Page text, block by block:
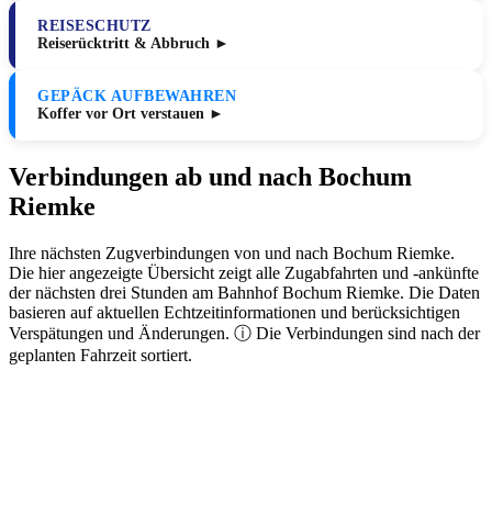
REISESCHUTZ
Reiserücktritt & Abbruch ►
GEPÄCK AUFBEWAHREN
Koffer vor Ort verstauen ►
Verbindungen ab und nach Bochum
Riemke
Ihre nächsten Zugverbindungen von und nach Bochum Riemke.
Die hier angezeigte Übersicht zeigt alle Zugabfahrten und -ankünfte
der nächsten drei Stunden am Bahnhof Bochum Riemke. Die Daten
basieren auf aktuellen Echtzeitinformationen und berücksichtigen
Verspätungen und Änderungen. ⓘ Die Verbindungen sind nach der
geplanten Fahrzeit sortiert.